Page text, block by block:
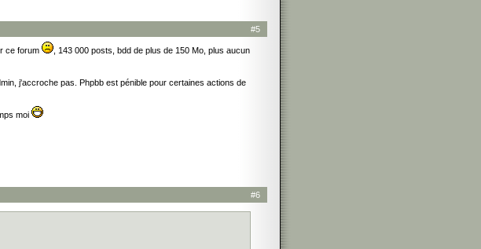
#5
ce forum
, 143 000 posts, bdd de plus de 150 Mo, plus aucun
j'accroche pas. Phpbb est pénible pour certaines actions de
moi
#6